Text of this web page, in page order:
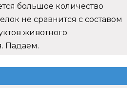
большое количество
не сравнится с составом
животного
Падаем.